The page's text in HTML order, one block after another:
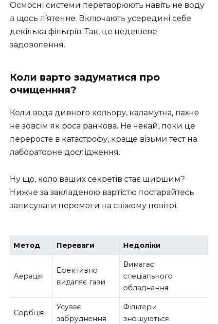
Осмосні системи перетворюють навіть не воду
в щось п’ятенне. Включають усередині себе
декілька фільтрів. Так, це недешеве
задоволення.
Коли варто задуматися про
очищенння?
Коли вода дивного кольору, каламутна, пахне
не зовсім як роса ранкова. Не чекай, поки це
переросте в катастрофу, краще візьми тест на
лабораторне дослідження.
Ну що, коло ваших секретів стає ширшим?
Нижче за закладеною вартістю постарайтесь
записувати перемоги на свіжому повітрі.
Метод Переваги Недоліки
Аерація
Ефективно
видаляє гази
Вимагає
спеціального
обладнання
Сорбція
Усуває
забруднення
Фільтери
зношуються